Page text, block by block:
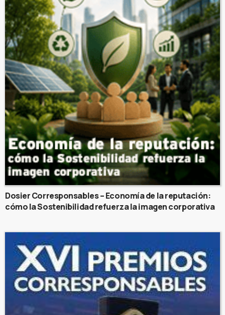
Dosier Corresponsables – Economía de la reputación:
cómo la Sostenibilidad refuerza la imagen corporativa